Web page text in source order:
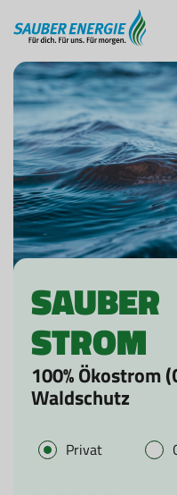
SAUBER
STROM
100% Ökostrom
Waldschutz
Privat